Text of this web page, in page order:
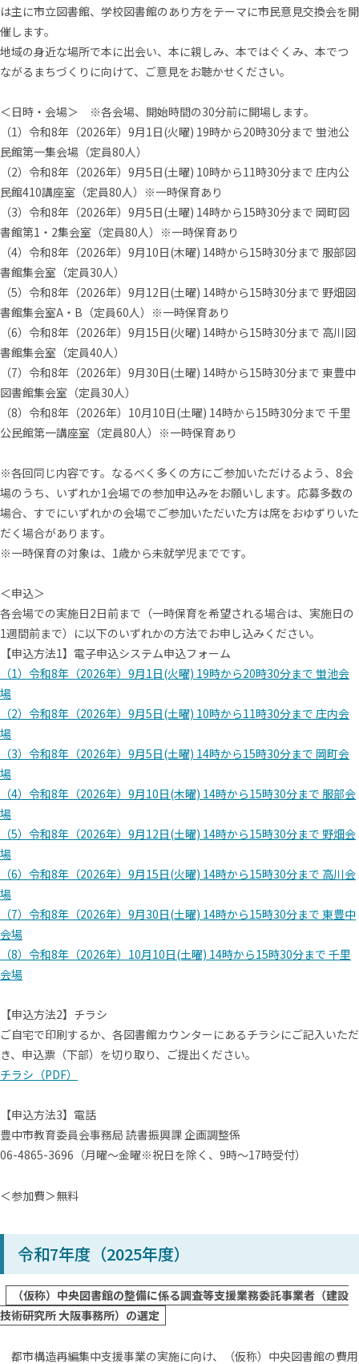
は主に市⽴図書館、学校図書館のあり⽅をテーマに市⺠意⾒交換会を開
催します。
地域の⾝近な場所で本に出会い、本に親しみ、本ではぐくみ、本でつ
ながるまちづくりに向けて、ご意⾒をお聴かせください。
＜⽇時‧会場＞ ※各会場、開始時間の30分前に開場します。
（1）令和8年（2026年）9⽉1⽇(⽕曜) 19時から20時30分まで 蛍池公
⺠館第⼀集会場（定員80⼈）
（2）令和8年（2026年）9⽉5⽇(⼟曜) 10時から11時30分まで 庄内公
⺠館410講座室（定員80⼈）※⼀時保育あり
（3）令和8年（2026年）9⽉5⽇(⼟曜) 14時から15時30分まで 岡町図
書館第1‧2集会室（定員80⼈）※⼀時保育あり
（4）令和8年（2026年）9⽉10⽇(⽊曜) 14時から15時30分まで 服部図
書館集会室（定員30⼈）
（5）令和8年（2026年）9⽉12⽇(⼟曜) 14時から15時30分まで 野畑図
書館集会室A‧B（定員60⼈）※⼀時保育あり
（6）令和8年（2026年）9⽉15⽇(⽕曜) 14時から15時30分まで ⾼川図
書館集会室（定員40⼈）
（7）令和8年（2026年）9⽉30⽇(⼟曜) 14時から15時30分まで 東豊中
図書館集会室（定員30⼈）
（8）令和8年（2026年）10⽉10⽇(⼟曜) 14時から15時30分まで 千⾥
公⺠館第⼀講座室（定員80⼈）※⼀時保育あり
※各回同じ内容です。なるべく多くの⽅にご参加いただけるよう、8会
場のうち、いずれか1会場での参加申込みをお願いします。応募多数の
場合、すでにいずれかの会場でご参加いただいた⽅は席をおゆずりいた
だく場合があります。
※⼀時保育の対象は、1歳から未就学児までです。
＜申込＞
各会場での実施⽇2⽇前まで（⼀時保育を希望される場合は、実施⽇の
1週間前まで）に以下のいずれかの⽅法でお申し込みください。
【申込⽅法1】電⼦申込システム申込フォーム
（1）令和8年（2026年）9⽉1⽇(⽕曜) 19時から20時30分まで 蛍池会
場
（2）令和8年（2026年）9⽉5⽇(⼟曜) 10時から11時30分まで 庄内会
場
（3）令和8年（2026年）9⽉5⽇(⼟曜) 14時から15時30分まで 岡町会
場
（4）令和8年（2026年）9⽉10⽇(⽊曜) 14時から15時30分まで 服部会
場
（5）令和8年（2026年）9⽉12⽇(⼟曜) 14時から15時30分まで 野畑会
場
（6）令和8年（2026年）9⽉15⽇(⽕曜) 14時から15時30分まで ⾼川会
場
（7）令和8年（2026年）9⽉30⽇(⼟曜) 14時から15時30分まで 東豊中
会場
（8）令和8年（2026年）10⽉10⽇(⼟曜) 14時から15時30分まで 千⾥
会場
【申込⽅法2】チラシ
ご⾃宅で印刷するか、各図書館カウンターにあるチラシにご記⼊いただ
き、申込票（下部）を切り取り、ご提出ください。
チラシ（PDF）
【申込⽅法3】電話
豊中市教育委員会事務局 読書振興課 企画調整係
06-4865-3696（⽉曜〜⾦曜※祝⽇を除く、9時〜17時受付）
＜参加費＞無料
令和7年度（2025年度）
（仮称）中央図書館の整備に係る調査等支援業務委託事業者（建設
技術研究所 大阪事務所）の選定
都市構造再編集中支援事業の実施に向け、（仮称）中央図書館の費用